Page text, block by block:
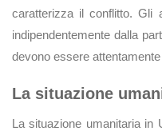
caratterizza il conflitto. Gli
indipendentemente dalla
devono essere
La situazione
La situazione umanitaria in